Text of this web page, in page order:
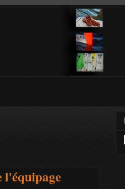
l'équipage